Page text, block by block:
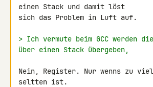
einen Stack und damit löst
sich das Problem in Luft auf.
> Ich vermute beim GCC werden
über einen Stack übergeben,
Nein, Register. Nur wenns zu
seltten ist.